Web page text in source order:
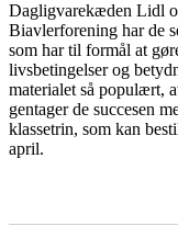
Dagligvarekæden Lidl
Biavlerforening har de
som har til formål at
livsbetingelser og
materialet så populært,
gentager de succesen
klassetrin, som kan
april.